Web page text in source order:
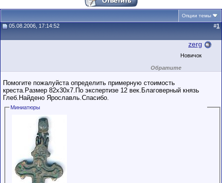
Опции темы
05.08.2006, 17:14:52 #1
zerg
Новичок
Обратите
внимание на
пользователя на
этом форуме.
Помогите пожалуйста определить примерную стоимость
креста.Размер 82х30х7.По экспертизе 12 век.Благоверный князь
Глеб.Найдено Ярославль.Спасибо.
Миниатюры